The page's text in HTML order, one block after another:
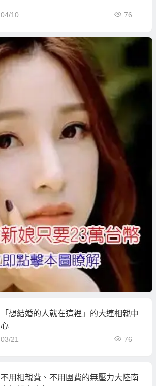
04/10 76
「想結婚的人就在這裡」的大連相親中
心
03/21 76
不用相親費、不用團費的無壓力大陸南